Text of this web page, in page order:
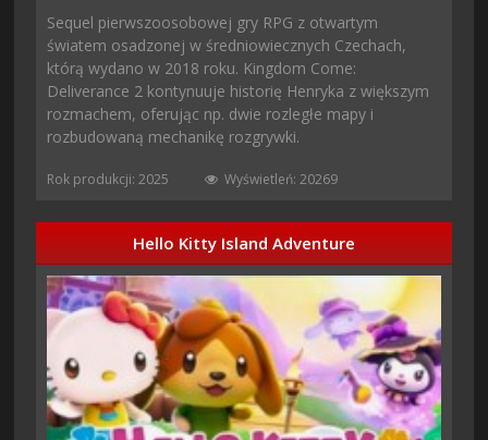
Sequel pierwszoosobowej gry RPG z otwartym
światem osadzonej w średniowiecznych Czechach,
którą wydano w 2018 roku. Kingdom Come:
Deliverance 2 kontynuuje historię Henryka z większym
rozmachem, oferując np. dwie rozległe mapy i
rozbudowaną mechanikę rozgrywki.
Rok produkcji: 2025 Wyświetleń: 20269
Hello Kitty Island Adventure